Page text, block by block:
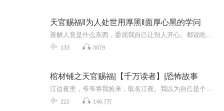
天官赐福‖为人处世用厚黑‖面厚心黑的学问
133 3079
棺材铺之天官赐福|【千万读者】|恐怖故事
222 146.7万